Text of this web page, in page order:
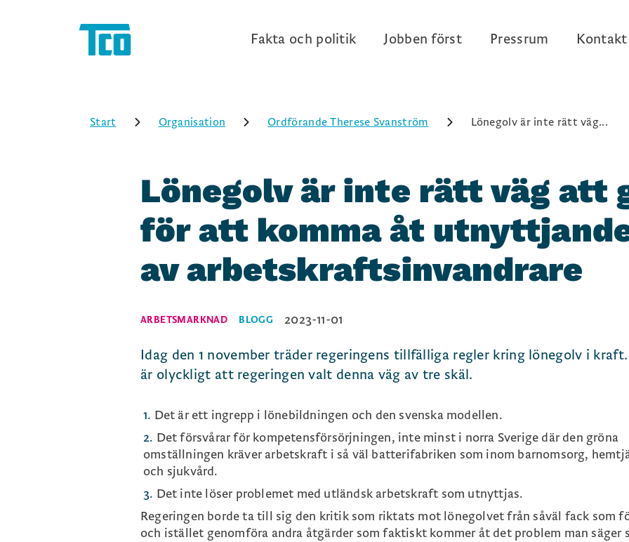
Fakta och politik Jobben först Pressrum Kontakt
Start Organisation Ordförande Therese Svanström Lönegolv är inte rätt väg...
Lönegolv är inte rätt väg att
för att komma åt
av arbetskraftsinvandrare
ARBETSMARKNAD BLOGG 2023-11-01
Idag den 1 november träder regeringens tillfälliga regler kring lönegolv i
är olyckligt att regeringen valt denna väg av tre skäl.
Det är ett ingrepp i lönebildningen och den svenska modellen.
Det försvårar för kompetensförsörjningen, inte minst i norra Sverige där den gröna
omställningen kräver arbetskraft i så väl batterifabriken som inom barnomsorg,
och sjukvård.
Det inte löser problemet med utländsk arbetskraft som utnyttjas.
Regeringen borde ta till sig den kritik som riktats mot lönegolvet från såväl fack som
och istället genomföra andra åtgärder som faktiskt kommer åt det problem man säger